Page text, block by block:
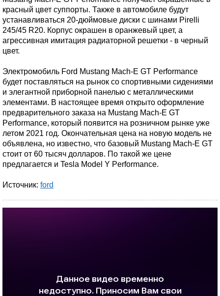
красный цвет суппорты. Также в автомобиле будут
устанавливаться 20-дюймовые диски с шинами Pirelli
245/45 R20. Корпус окрашен в оранжевый цвет, а
агрессивная имитация радиаторной решетки - в черный
цвет.
Электромобиль Ford Mustang Mach-E GT Performance
будет поставляться на рынок со спортивными сидениями
и элегантной приборной панелью с металлическими
элементами. В настоящее время открыто оформление
предварительного заказа на Mustang Mach-E GT
Performance, который появится на розничном рынке уже
летом 2021 год. Окончательная цена на новую модель не
объявлена, но известно, что базовый Mustang Mach-E GT
стоит от 60 тысяч долларов. По такой же цене
предлагается и Tesla Model Y Performance.
Источник: ford